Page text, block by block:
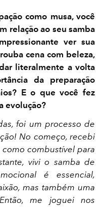
como musa, você
relação ao seu samba
ver sua
cena com beleza,
literalmente a volta
da preparação
E o que você fez
evolução?
foi um processo de
No começo, recebi
combustível para
vivi o samba de
é essencial,
mas também uma
me joguei nos